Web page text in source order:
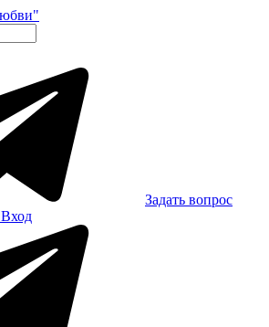
Задать вопрос
Вход